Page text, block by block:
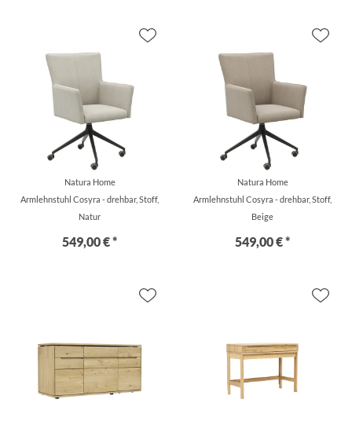
Natura Home
Armlehnstuhl Cosyra - drehbar, Stoff,
Natur
549,00 € *
Natura Home
Armlehnstuhl Cosyra - drehbar, Stoff,
Beige
549,00 € *